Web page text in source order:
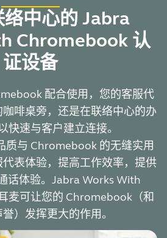
中心的 Jabra
Chromebook 认
证设备
配合使用，您的客服代
啡桌旁，还是在联络中心的办
快速与客户建立连接。
质与 Chromebook 的无缝实用
表体验，提高工作效率，提供
话体验。Jabra Works With
麦可让您的 Chromebook（和
）发挥更大的作用。